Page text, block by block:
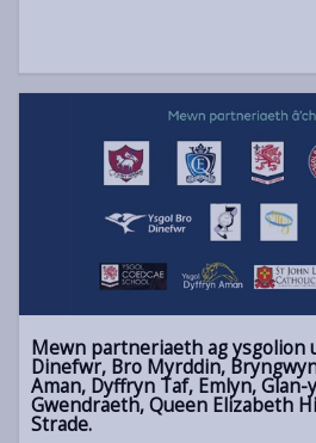
Mewn partneriaeth ag ysgolion
Dinefwr, Bro Myrddin,
Aman, Dyffryn Taf, Emlyn, Glan-
Gwendraeth, Queen Elizabeth
Strade.